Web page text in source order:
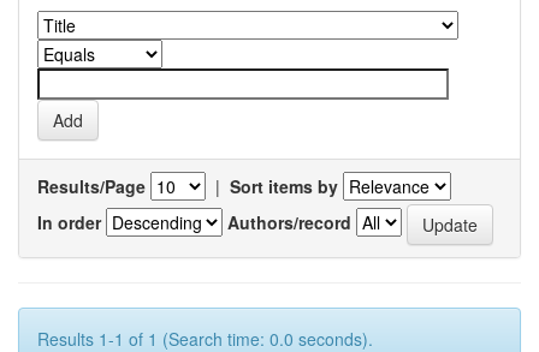
Results/Page | Sort items by
In order
Authors/record
Results 1-1 of 1 (Search time: 0.0 seconds).